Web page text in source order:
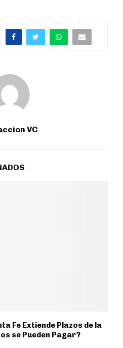
VC
Fe Extiende Plazos de la
se Pueden Pagar?